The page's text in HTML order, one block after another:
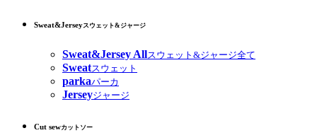
Sweat&Jerseyスウェット&ジャージ
Sweat&Jersey Allスウェット&ジャージ全て
Sweatスウェット
parkaパーカ
Jerseyジャージ
Cut sewカットソー